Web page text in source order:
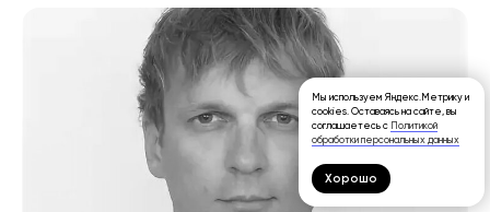
Мы используем Яндекс.Метрику и
cookies. Оставаясь на сайте, вы
соглашаетесь с
Политикой
обработки персональных данных
Хорошо